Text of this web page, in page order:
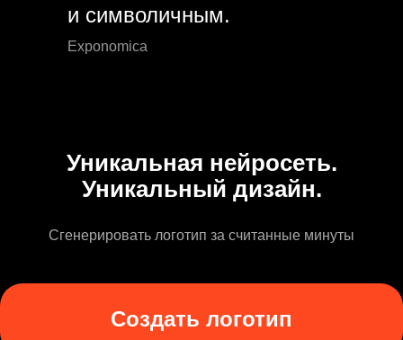
и символичным.
Exponomica
Уникальная нейросеть.
Уникальный дизайн.
Сгенерировать логотип за считанные минуты
Создать логотип